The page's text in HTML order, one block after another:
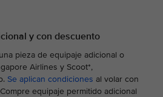
y con descuento
pieza de equipaje adicional o
Airlines y Scoot*,
Se aplican condiciones al volar con
equipaje permitido adicional